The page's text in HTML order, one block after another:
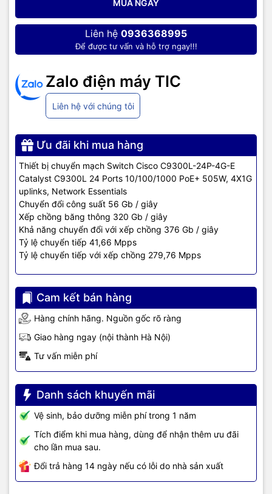
MUA NGAY
Liên hệ 0936368995
Để được tư vấn và hỗ trợ ngay!!!
Zalo điện máy TIC
Liên hệ với chúng tôi
Ưu đãi khi mua hàng
Thiết bị chuyển mạch Switch Cisco C9300L-24P-4G-E
Catalyst C9300L 24 Ports 10/100/1000 PoE+ 505W, 4X1G
uplinks, Network Essentials
Chuyển đổi công suất 56 Gb / giây
Xếp chồng băng thông 320 Gb / giây
Khả năng chuyển đổi với xếp chồng 376 Gb / giây
Tỷ lệ chuyển tiếp 41,66 Mpps
Tỷ lệ chuyển tiếp với xếp chồng 279,76 Mpps
Cam kết bán hàng
Hàng chính hãng. Nguồn gốc rõ ràng
Giao hàng ngay (nội thành Hà Nội)
Tư vấn miễn phí
Danh sách khuyến mãi
Vệ sinh, bảo dưỡng miễn phí trong 1 năm
Tích điểm khi mua hàng, dùng để nhận thêm ưu đãi
cho lần mua sau.
Đổi trả hàng 14 ngày nếu có lỗi do nhà sản xuất
24x PoE+ ports
4x 1G fixed uplinks
PoE
Số cổng hỗ trợ: 24
Công suất: 505W
Hiệu suất hoạt động
56 Gbps Switching Capacity
(376 Gbps with Stacking)
41.66 Mpps Forwarding rate
(279.76 Mpps with Stacking)
Thông số phần cứng
8 GB DRAM
16 GB Flash
Khả năng xếp chồng
(Stack)
Có khả năng xếp chồng lên đến 8
Công nghệ Cisco StackWise-320
Băng thông xếp chồng: 320Gbps
Hệ điều hành
Kích thước
4.4 x 44.5 x 40.9 cm
Khối lượng
346,940 giờ